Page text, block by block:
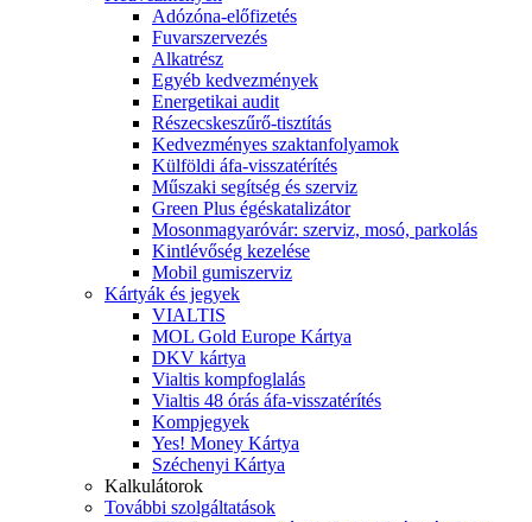
Adózóna-előfizetés
Fuvarszervezés
Alkatrész
Egyéb kedvezmények
Energetikai audit
Részecskeszűrő-tisztítás
Kedvezményes szaktanfolyamok
Külföldi áfa-visszatérítés
Műszaki segítség és szerviz
Green Plus égéskatalizátor
Mosonmagyaróvár: szerviz, mosó, parkolás
Kintlévőség kezelése
Mobil gumiszerviz
Kártyák és jegyek
VIALTIS
MOL Gold Europe Kártya
DKV kártya
Vialtis kompfoglalás
Vialtis 48 órás áfa-visszatérítés
Kompjegyek
Yes! Money Kártya
Széchenyi Kártya
Kalkulátorok
További szolgáltatások